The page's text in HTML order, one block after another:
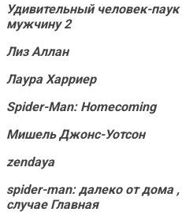
Удивительный человек-паук
мужчину 2
Лиз Аллан
Лаура Харриер
Spider-Man: Homecoming
Мишель Джонс-Уотсон
zendaya
spider-man: далеко от дома ,
случае Главная